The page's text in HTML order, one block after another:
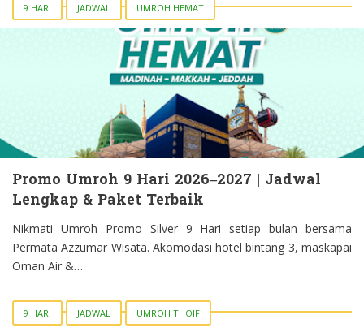
9 HARI JADWAL UMROH HEMAT
Promo Umroh 9 Hari 2026–2027 | Jadwal
Lengkap & Paket Terbaik
Nikmati Umroh Promo Silver 9 Hari setiap bulan bersama
Permata Azzumar Wisata. Akomodasi hotel bintang 3, maskapai
Oman Air &…
9 HARI JADWAL UMROH THOIF